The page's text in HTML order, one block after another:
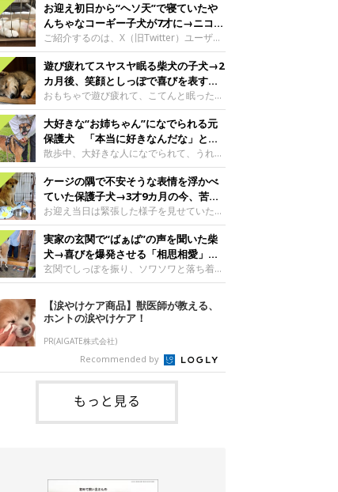
お迎え初日から“ヘソ天”で寝ていたや
んちゃなコーギー子犬が7才に→ニコニ
コ“コーギースマイル”が魅力のコに成
長！
ご紹介するのは、X（旧Twitter）ユーザー
＠Kus1oKg2vsgdWS2さんの愛犬でウェル
シュ・コーギー・ペンブロークの神楽ちゃ
ん。今年の8月で7才になるという神楽ちゃ
んですが、いったいどんな子犬時代を過ご
したのでしょうか。今回は、神楽ちゃんの
成長を飼い主さんと振り返ります！神楽ち
ゃんの成長について聞いた！お迎えから数
日後の神楽ちゃん（撮影時生後2カ月）＠
Kus1oKg2vsgdWS2――お迎え当初の神楽
ちゃんの様子について教えてください。飼
い主さん： 「お迎え当日から“ヘソ天”で寝
るようなコでし
遊び疲れてスヤスヤ眠る柴犬の子犬→2
カ月後、笑顔としっぽで喜びを表すコ
に成長！
おもちゃで遊び疲れて、こてんと眠った子
犬。あれから2カ月、表情や行動にさまざ
まな変化が見られるようになりました。遊
び疲れて眠る生後2カ月のなっちゃん遊び
疲れた様子のなっちゃん。@Pkndg_紹介
するのは、X（旧Twitter）ユーザー
@Pkndg_さんの愛犬・なっちゃん（取材
時、生後4カ月／柴犬）。こちらの写真
は、なっちゃんが生後2カ月のころに撮影
された一枚です。この日、なっちゃんは家
族と一緒におもちゃで遊んでいました。た
くさん遊んで疲れたのか、その後は眠り始
めたそうです。眠るなっちゃん。
@Pkndg_
大好きな“お姉ちゃん”になでられる元
保護犬 「本当に好きなんだな」と感
じる表情にほっこり
散歩中、大好きな人になでられて、うれし
そうな表情を見せる元保護犬。甘えるよう
な姿に、見ているこちらまでほっこりしま
す。大好きな“お姉ちゃん”に甘える小次郎
くん妹さんになでてもらい、うれしそうな
表情を見せる小次郎くん（2026年6月撮
影）。@mika_Jimmy紹介するのは、X（旧
Twitter）ユーザー@mika_Jimmyさんの愛
犬・小次郎くん（撮影時5才）。こちら
は、飼い主さんの妹さんと一緒に散歩をし
日、飼い主さんは実家から自宅へ帰る途
中、妹さんと公園で待ち合わせ
ケージの隅で不安そうな表情を浮かべ
ていた保護子犬→3才9カ月の今、苦手
を克服し頼もしいコに成長！
お迎え当日は緊張した様子を見せていた元
野犬の保護子犬。あれから約3年半、苦手
だったことを一つひとつ克服し、家族に寄
り添う姿を見せています。お迎え当日、ケ
ージの隅で不安そうにお迎え当日のシルビ
アちゃん。@nemonemotos今回紹介する
のは、X（旧Twitter）ユーザー
@nemonemotosさんの愛犬・シルビアち
ゃん（撮影当時、生後推定2カ月）。飼い
主さんが「#最初に撮った一枚」として投
稿した写真には、ケージの隅で不安そうな
表情を浮かべるシルビアちゃんの姿が写っ
ていました。こちらは、保護犬だったシル
実家の玄関で“ばぁば”の声を聞いた柴
犬→喜びを爆発させる「相思相愛」な
光景にほっこり
玄関でしっぽを振り、ソワソワと落ち着か
ない様子の柴犬。その先には、大好きな人
との再会が待っていました。玄関でソワソ
ワする福丸くんソワソワした様子を見せる
福丸くん。@totomo_fukumaru紹介する
のは、X（旧Twitter）ユーザー
@totomo_fukumaruさんが投稿していた
動画。玄関でしっぽを振っているのは、愛
犬・福丸くん（撮影時11才／柴犬）です。
何やらソワソワしている様子が印象的です
が、それにはほっこりする理由がありまし
た。 玄関で聞こえた、うれしい声ばぁば
【涙やけケア商品】獣医師が教える、
ホントの涙やけケア！
PR(AIGATE株式会社)
Recommended by
もっと見る